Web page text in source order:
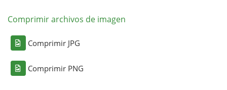
Comprimir archivos de imagen
Comprimir JPG
Comprimir PNG